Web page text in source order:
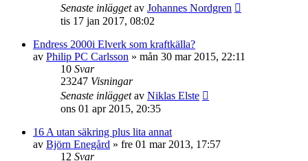
Senaste inläggetav Johannes Nordgren
tis 17 jan 2017, 08:02
Endress 2000i Elverk som kraftkälla?
av Philip PC Carlsson » mån 30 mar 2015, 22:11
10 Svar
23247 Visningar
Senaste inläggetav Niklas Elste
ons 01 apr 2015, 20:35
16 A utan säkring plus lita annat
av Björn Enegård » fre 01 mar 2013, 17:57
12 Svar